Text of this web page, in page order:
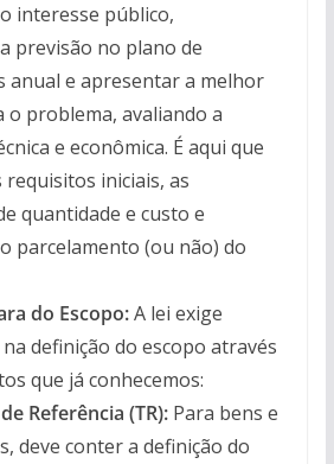
interesse público,
previsão no plano de
anual e apresentar a melhor
o problema, avaliando a
e econômica. É aqui que
iniciais, as
quantidade e custo e
parcelamento (ou não) do
do Escopo:A lei exige
definição do escopo através
que já conhecemos:
Referência (TR):Para bens e
deve conter a definição do